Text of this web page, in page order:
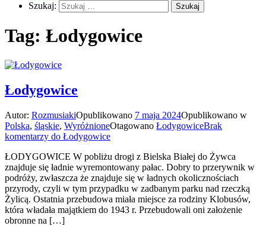
Szukaj:
Tag: Łodygowice
Łodygowice
Autor: RozmusiakiOpublikowano 7 maja 2024Opublikowano w
Polska, śląskie, WyróżnioneOtagowano ŁodygowiceBrak
komentarzy do Łodygowice
ŁODYGOWICE W pobliżu drogi z Bielska Białej do Żywca
znajduje się ładnie wyremontowany pałac. Dobry to przerywnik w
podróży, zwłaszcza że znajduje się w ładnych okolicznościach
przyrody, czyli w tym przypadku w zadbanym parku nad rzeczką
Żylicą. Ostatnia przebudowa miała miejsce za rodziny Klobusów,
która władała majątkiem do 1943 r. Przebudowali oni założenie
obronne na […]